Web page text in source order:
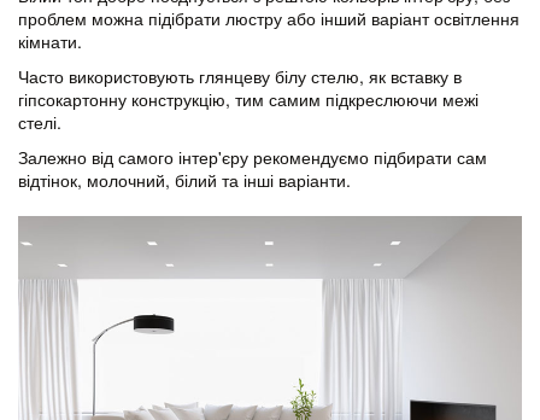
проблем можна підібрати люстру або інший варіант освітлення
кімнати.
Часто використовують глянцеву білу стелю, як вставку в
гіпсокартонну конструкцію, тим самим підкреслюючи межі
стелі.
Залежно від самого інтер'єру рекомендуємо підбирати сам
відтінок, молочний, білий та інші варіанти.